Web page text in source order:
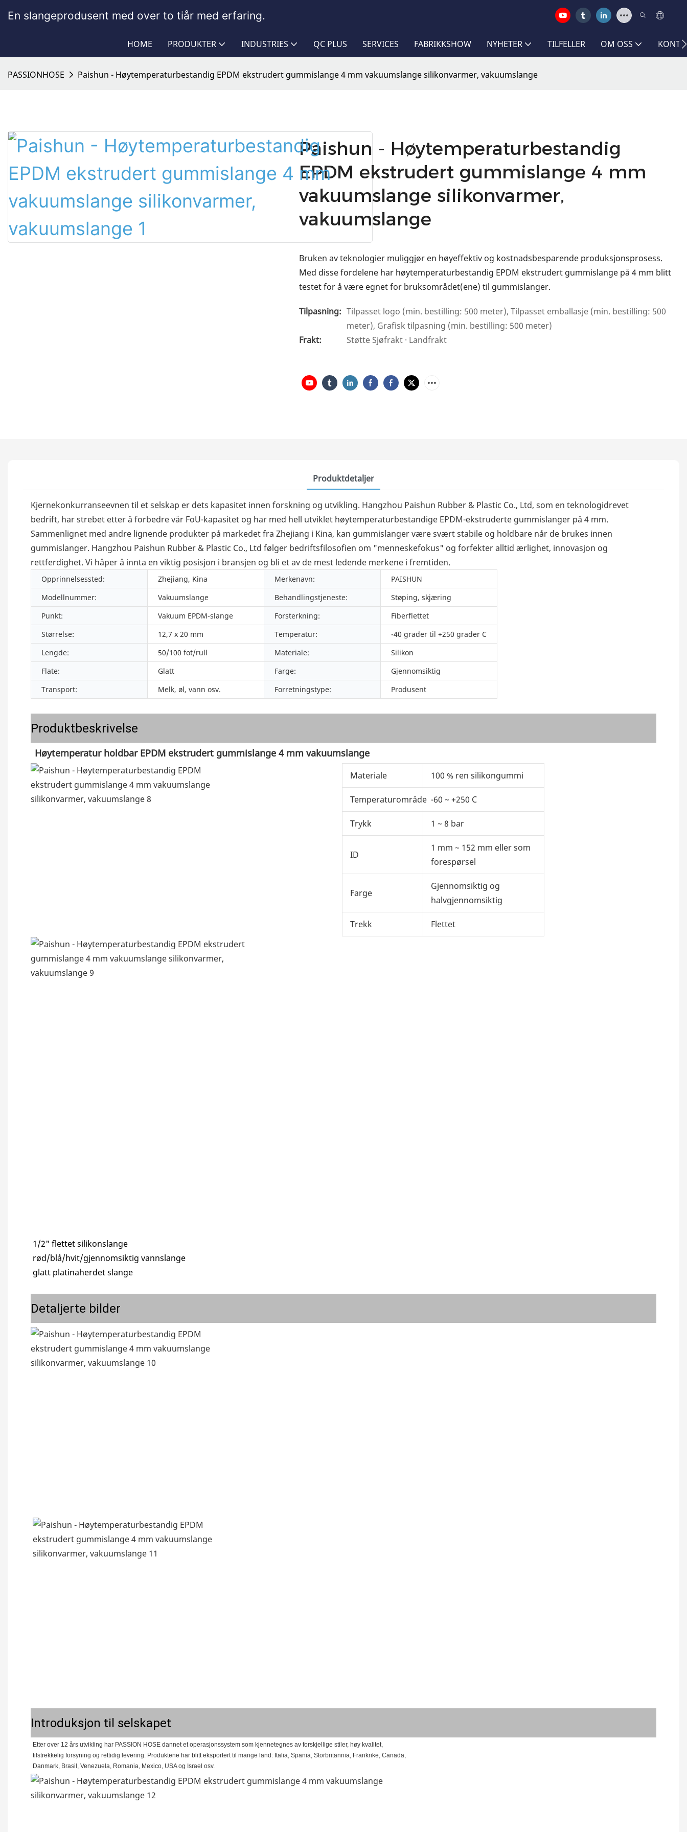
En slangeprodusent med over to tiår med erfaring.
HOME PRODUKTER INDUSTRIES QC PLUS SERVICES FABRIKKSHOW NYHETER TILFELLER OM OSS
PASSIONHOSE Paishun - Høytemperaturbestandig EPDM ekstrudert gummislange 4 mm vakuumslange silikonvarmer, vakuumslange
Paishun - Høytemperaturbestandig
EPDM ekstrudert gummislange 4 mm
vakuumslange silikonvarmer,
vakuumslange
Bruken av teknologier muliggjør en høyeffektiv og kostnadsbesparende produksjonsprosess.
Med disse fordelene har høytemperaturbestandig EPDM ekstrudert gummislange på 4 mm blitt
testet for å være egnet for bruksområdet(ene) til gummislanger.
Tilpasning: Tilpasset logo (min. bestilling: 500 meter), Tilpasset emballasje (min. bestilling: 500
meter), Grafisk tilpasning (min. bestilling: 500 meter)
Frakt:
Støtte Sjøfrakt · Landfrakt
Produktdetaljer
Kjernekonkurranseevnen til et selskap er dets kapasitet innen forskning og utvikling. Hangzhou Paishun Rubber & Plastic Co., Ltd, som en teknologidrevet
bedrift, har strebet etter å forbedre vår FoU-kapasitet og har med hell utviklet høytemperaturbestandige EPDM-ekstruderte gummislanger på 4 mm.
Sammenlignet med andre lignende produkter på markedet fra Zhejiang i Kina, kan gummislanger være svært stabile og holdbare når de brukes innen
gummislanger. Hangzhou Paishun Rubber & Plastic Co., Ltd følger bedriftsfilosofien om "menneskefokus" og forfekter alltid ærlighet, innovasjon og
rettferdighet. Vi håper å innta en viktig posisjon i bransjen og bli et av de mest ledende merkene i fremtiden.
Opprinnelsessted: Zhejiang, Kina Merkenavn:
PAISHUN
Modellnummer:
Vakuumslange Behandlingstjeneste:
Støping, skjæring
Punkt:
Vakuum EPDM-slange Forsterkning:
Fiberflettet
Størrelse:
12,7 x 20 mm Temperatur:
-40 grader til +250 grader C
Lengde:
50/100 fot/rull Materiale:
Silikon
Flate:
Glatt Farge:
Gjennomsiktig
Transport:
Melk, øl, vann osv. Forretningstype: Produsent
Produktbeskrivelse
Høytemperatur holdbar EPDM ekstrudert gummislange 4 mm vakuumslange
Materiale 100 % ren silikongummi
Temperaturområde -60 ~ +250 C
Trykk 1 ~ 8 bar
ID
1 mm ~ 152 mm eller som
forespørsel
Farge
Gjennomsiktig og
halvgjennomsiktig
Trekk Flettet
1/2" flettet silikonslange
rød/blå/hvit/gjennomsiktig vannslange
glatt platinaherdet slange
Detaljerte bilder
Introduksjon til selskapet
Etter over 12 års utvikling har PASSION HOSE dannet et operasjonssystem som kjennetegnes av forskjellige stiler, høy kvalitet,
tilstrekkelig forsyning og rettidig levering. Produktene har blitt eksportert til mange land: Italia, Spania, Storbritannia, Frankrike, Canada,
Danmark, Brasil, Venezuela, Romania, Mexico, USA og Israel osv.